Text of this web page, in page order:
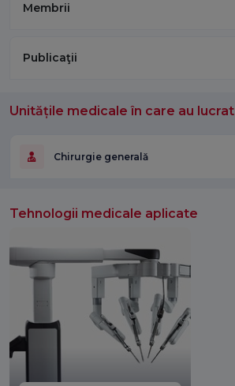
Membrii
Publicaţii
Unitățile medicale în care au lucrat
Chirurgie generală
Tehnologii medicale aplicate